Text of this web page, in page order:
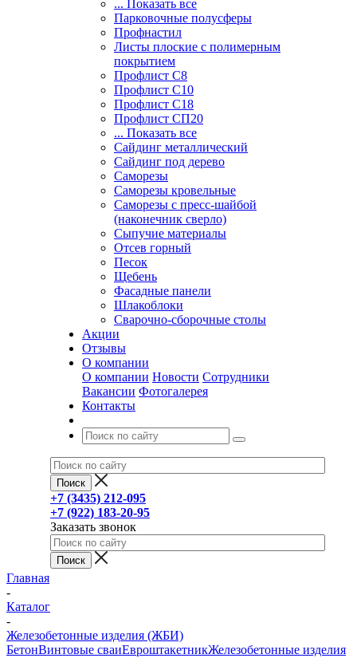
... Показать все
Парковочные полусферы
Профнастил
Листы плоские с полимерным
покрытием
Профлист С8
Профлист С10
Профлист С18
Профлист СП20
... Показать все
Сайдинг металлический
Cайдинг под дерево
Саморезы
Саморезы кровельные
Саморезы с пресс-шайбой
(наконечник сверло)
Сыпучие материалы
Отсев горный
Песок
Щебень
Фасадные панели
Шлакоблоки
Сварочно-сборочные столы
Акции
Отзывы
О компании
О компании Новости Сотрудники
Вакансии Фотогалерея
Контакты
+7 (3435) 212-095
+7 (922) 183-20-95
Заказать звонок
Главная
-
Каталог
-
Железобетонные изделия (ЖБИ)
БетонВинтовые сваиЕвроштакетникЖелезобетонные изделия